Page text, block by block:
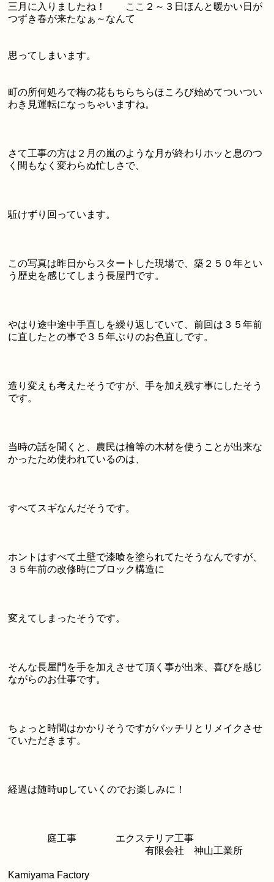
三月に入りましたね！ ここ２～３日ほんと暖かい日が
つずき春が来たなぁ～なんて
思ってしまいます。
町の所何処ろで梅の花もちらちらほころび始めてついつい
わき見運転になっちゃいますね。
さて工事の方は２月の嵐のような月が終わりホッと息のつ
く間もなく変わらぬ忙しさで、
駈けずり回っています。
この写真は昨日からスタートした現場で、築２５０年とい
う歴史を感じてしまう長屋門です。
やはり途中途中手直しを繰り返していて、前回は３５年前
に直したとの事で３５年ぶりのお色直しです。
造り変えも考えたそうですが、手を加え残す事にしたそう
です。
当時の話を聞くと、農民は檜等の木材を使うことが出来な
かったため使われているのは、
すべてスギなんだそうです。
ホントはすべて土壁で漆喰を塗られてたそうなんですが、
３５年前の改修時にブロック構造に
変えてしまったそうです。
そんな長屋門を手を加えさせて頂く事が出来、喜びを感じ
ながらのお仕事です。
ちょっと時間はかかりそうですがバッチリとリメイクさせ
ていただきます。
経過は随時upしていくのでお楽しみに！
庭工事 エクステリア工事
有限会社 神山工業所
Kamiyama Factory